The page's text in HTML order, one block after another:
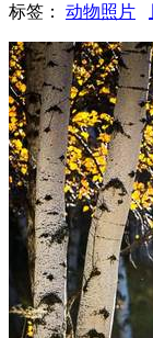
标签： 动物照片